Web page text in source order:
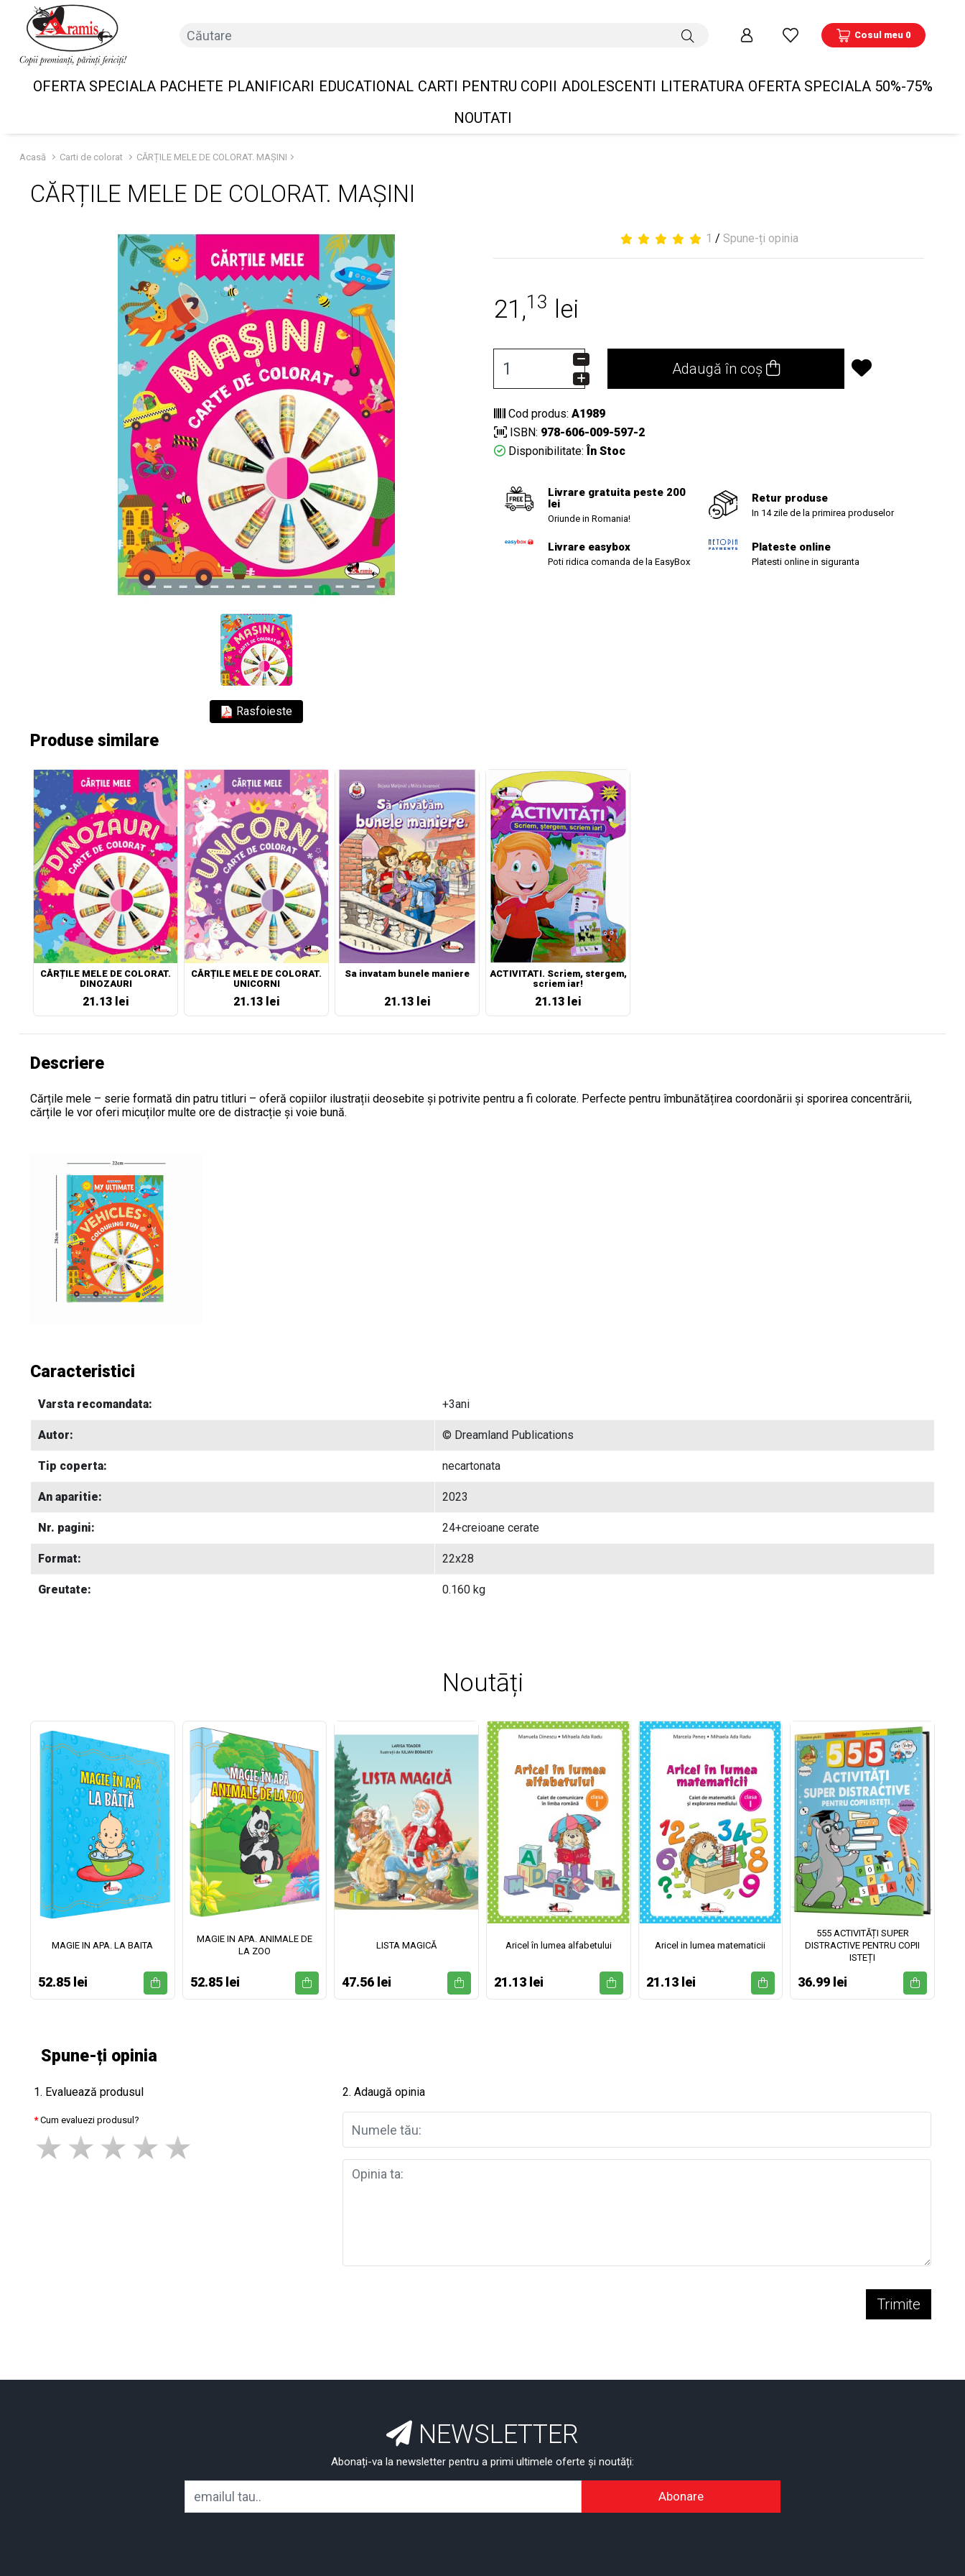
Cosul meu 0
OFERTA SPECIALA PACHETE PLANIFICARI EDUCATIONAL CARTI PENTRU COPII ADOLESCENTI LITERATURA OFERTA SPECIALA 50%-75%
NOUTATI
Acasă Carti de colorat CĂRȚILE MELE DE COLORAT. MAȘINI
CĂRȚILE MELE DE COLORAT. MAȘINI
Rasfoieste
1 / Spune-ți opinia
21,13 lei
Adaugă în coș
Cod produs: A1989
ISBN: 978-606-009-597-2
Disponibilitate: În Stoc
Livrare gratuita peste 200
lei
Oriunde in Romania!
Retur produse
In 14 zile de la primirea produselor
Livrare easybox
Poti ridica comanda de la EasyBox
Plateste online
Platesti online in siguranta
Produse similare
CĂRȚILE MELE DE COLORAT.
DINOZAURI
21.13 lei
CĂRȚILE MELE DE COLORAT.
UNICORNI
21.13 lei
Sa invatam bunele maniere
21.13 lei
ACTIVITATI. Scriem, stergem,
scriem iar!
21.13 lei
Descriere
Cărțile mele – serie formată din patru titluri – oferă copiilor ilustrații deosebite și potrivite pentru a fi colorate. Perfecte pentru îmbunătățirea coordonării și sporirea concentrării,
cărțile le vor oferi micuților multe ore de distracție și voie bună.
Caracteristici
Varsta recomandata: +3ani
Autor: © Dreamland Publications
Tip coperta: necartonata
An aparitie: 2023
Nr. pagini: 24+creioane cerate
Format: 22x28
Greutate: 0.160 kg
Noutāți
MAGIE IN APA. LA BAITA
52.85 lei
MAGIE IN APA. ANIMALE DE
LA ZOO
52.85 lei
LISTA MAGICĂ
47.56 lei
Aricel în lumea alfabetului
21.13 lei
Aricel in lumea matematicii
21.13 lei
555 ACTIVITĂȚI SUPER
DISTRACTIVE PENTRU COPII
ISTEȚI
36.99 lei
Spune-ți opinia
1. Evaluează produsul
Cum evaluezi produsul?
2. Adaugă opinia
Trimite
NEWSLETTER
Abonați-va la newsletter pentru a primi ultimele oferte și noutăți:
Abonare